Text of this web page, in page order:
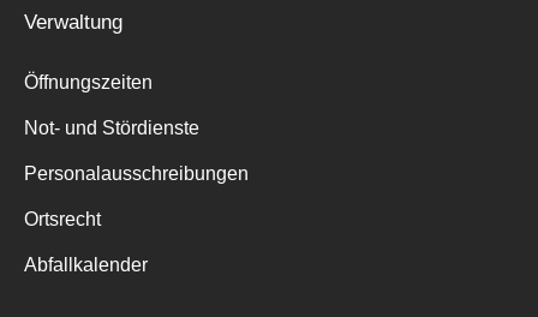
Verwaltung
Öffnungszeiten
Not- und Stördienste
Personalausschreibungen
Ortsrecht
Abfallkalender